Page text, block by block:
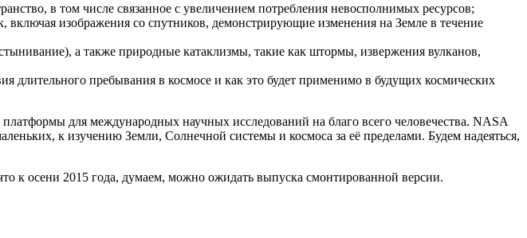
в том числе связанное с увеличением потребления невосполнимых ресурсов;
изображения со спутников, демонстрирующие изменения на Земле в течение
а также природные катаклизмы, такие как штормы, извержения вулканов,
пребывания в космосе и как это будет применимо в будущих космических
для международных научных исследований на благо всего человечества. NASA
к изучению Земли, Солнечной системы и космоса за её пределами. Будем надеяться,
к осени 2015 года, думаем, можно ожидать выпуска смонтированной версии.